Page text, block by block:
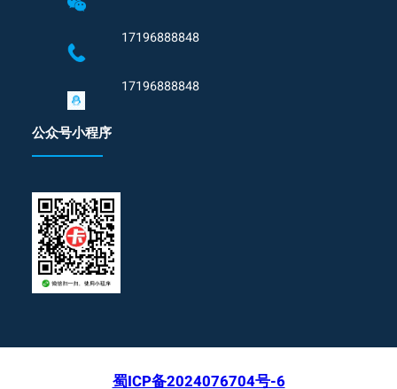
17196888848
17196888848
公众号小程序
蜀ICP备2024076704号-6